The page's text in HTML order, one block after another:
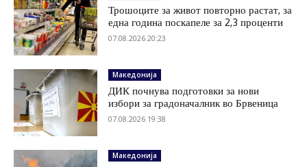
Трошоците за живот повторно растат, за
една година поскапеле за 2,3 проценти
07.08.2026 20:23
Македонија
ДИК почнува подготовки за нови
избори за градоначалник во Брвеница
07.08.2026 19:38
Македонија